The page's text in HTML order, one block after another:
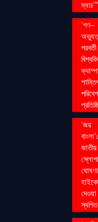
ম্যাচ’"
‘গণ–
পরবর্তী
পরিবেশ
‘জয়
জাতীয়
দেওয়া
স্থগিত